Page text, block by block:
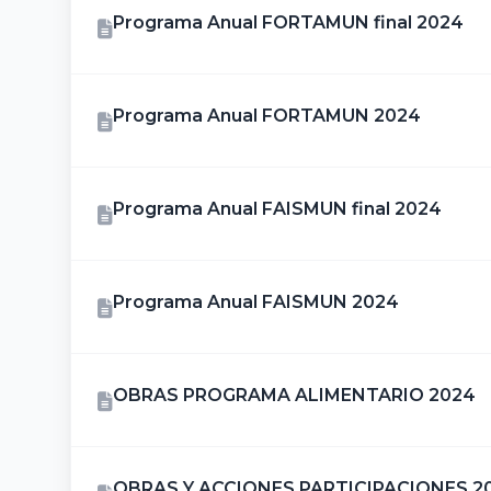
Programa Anual FORTAMUN final 2024
Programa Anual FORTAMUN 2024
Programa Anual FAISMUN final 2024
Programa Anual FAISMUN 2024
OBRAS PROGRAMA ALIMENTARIO 2024